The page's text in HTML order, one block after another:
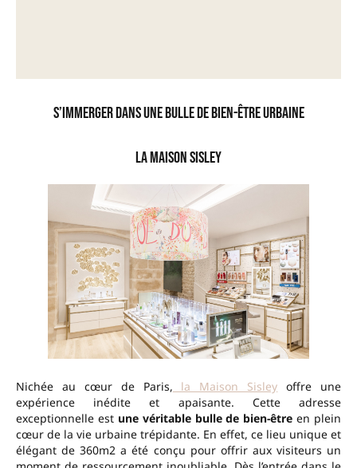
S’immerger dans une bulle de Bien-Être Urbaine
La Maison Sisley
Nichée au cœur de Paris, la Maison Sisley offre une
expérience inédite et apaisante. Cette adresse
exceptionnelle estune véritable bulle de bien-être en plein
cœur de la vie urbaine trépidante. En effet, ce lieu unique et
élégant de 360m2 a été conçu pour offrir aux visiteurs un